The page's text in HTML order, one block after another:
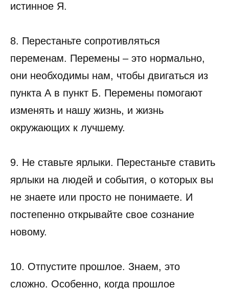
истинное Я.
8. Перестаньте сопротивляться
переменам. Перемены – это нормально,
они необходимы нам, чтобы двигаться из
пункта А в пункт Б. Перемены помогают
изменять и нашу жизнь, и жизнь
окружающих к лучшему.
9. Не ставьте ярлыки. Перестаньте ставить
ярлыки на людей и события, о которых вы
не знаете или просто не понимаете. И
постепенно открывайте свое сознание
новому.
10. Отпустите прошлое. Знаем, это
сложно. Особенно, когда прошлое